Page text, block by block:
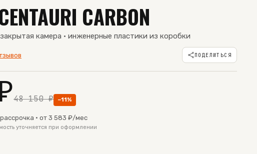
CARBON
камера · инженерные пластики из коробки
ПОДЕЛИТЬСЯ
48 150₽ −11%
· от3 583 ₽/мес
уточняется при оформлении